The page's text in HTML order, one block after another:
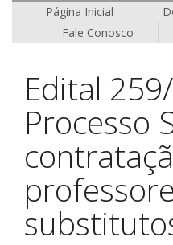
Página Inicial
Fale Conosco
Edital
Processo